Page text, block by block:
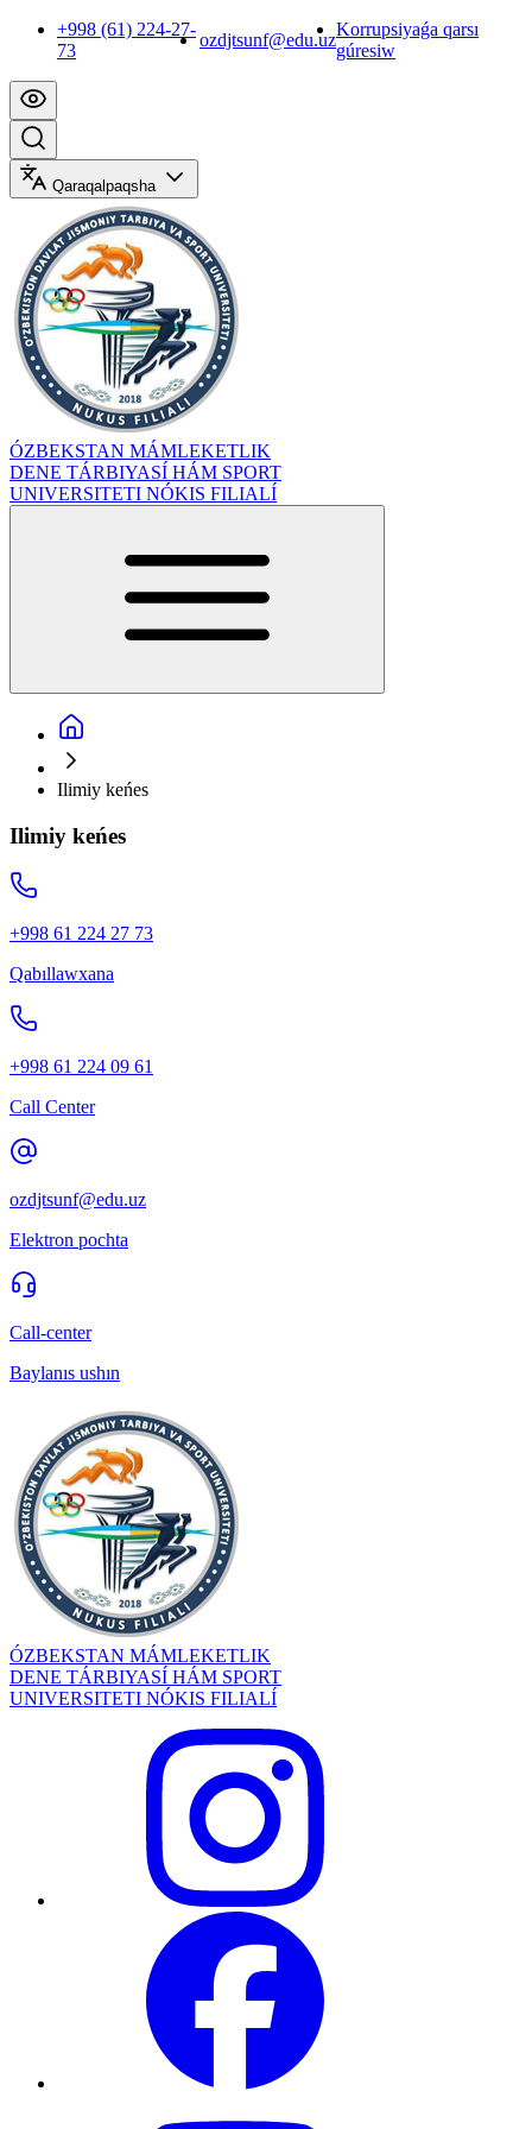
+998 (61) 224-27-
73
ozdjtsunf@edu.uz
Korrupsiyaǵa qarsı
gúresiw
Qaraqalpaqsha
ÓZBEKSTAN MÁMLEKETLIK
DENE TÁRBIYASÍ HÁM SPORT
UNIVERSITETI NÓKIS FILIALÍ
Ilimiy keńes
Ilimiy keńes
+998 61 224 27 73
Qabıllawxana
+998 61 224 09 61
Call Center
ozdjtsunf@edu.uz
Elektron pochta
Call-center
Baylanıs ushın
ÓZBEKSTAN MÁMLEKETLIK
DENE TÁRBIYASÍ HÁM SPORT
UNIVERSITETI NÓKIS FILIALÍ